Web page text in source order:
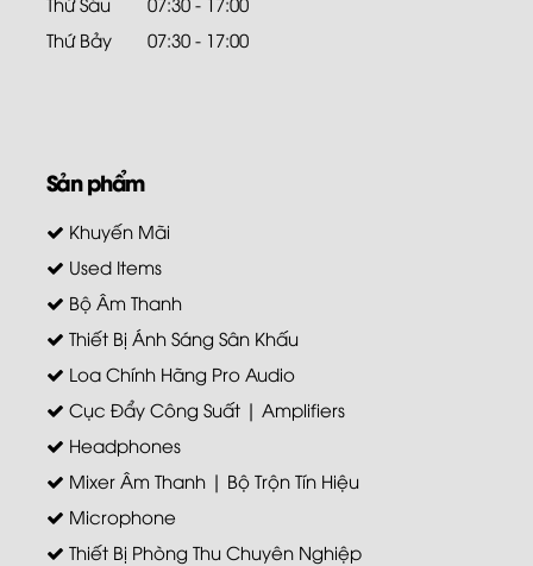
Thứ Bảy
07:30 - 17:00
Sản phẩm
Khuyến Mãi
Used Items
Bộ Âm Thanh
Thiết Bị Ánh Sáng Sân Khấu
Loa Chính Hãng Pro Audio
Cục Đẩy Công Suất | Amplifiers
Headphones
Mixer Âm Thanh | Bộ Trộn Tín Hiệu
Microphone
Thiết Bị Phòng Thu Chuyên Nghiệp